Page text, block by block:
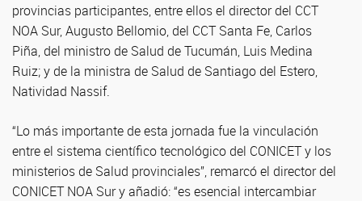
provincias participantes, entre ellos el director del CCT
NOA Sur, Augusto Bellomio, del CCT Santa Fe, Carlos
Piña, del ministro de Salud de Tucumán, Luis Medina
Ruiz; y de la ministra de Salud de Santiago del Estero,
Natividad Nassif.
“Lo más importante de esta jornada fue la vinculación
entre el sistema científico tecnológico del CONICET y los
ministerios de Salud provinciales”, remarcó el director del
CONICET NOA Sur y añadió: “es esencial intercambiar